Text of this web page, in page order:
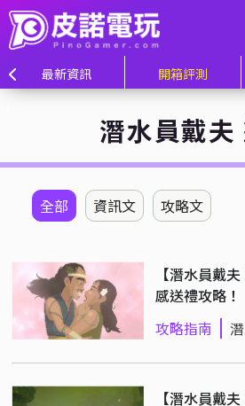
最新資訊 開箱評測
潛水員戴夫
全部 資訊文 攻略文
【潛水員戴
感送禮攻略！
攻略指南
【潛水員戴